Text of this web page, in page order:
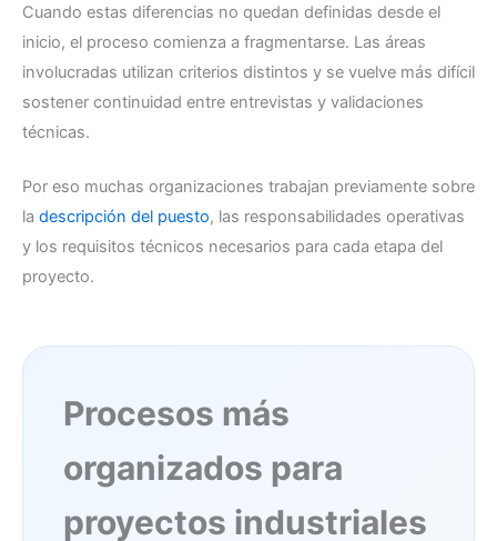
Cuando estas diferencias no quedan definidas desde el
inicio, el proceso comienza a fragmentarse. Las áreas
involucradas utilizan criterios distintos y se vuelve más difícil
sostener continuidad entre entrevistas y validaciones
técnicas.
Por eso muchas organizaciones trabajan previamente sobre
la descripción del puesto, las responsabilidades operativas
y los requisitos técnicos necesarios para cada etapa del
proyecto.
Procesos más
organizados para
proyectos industriales